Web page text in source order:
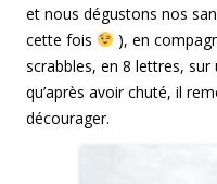
et nous dégustons nos
cette fois
), en
scrabbles, en 8 lettres,
qu’après avoir chuté, il
décourager.